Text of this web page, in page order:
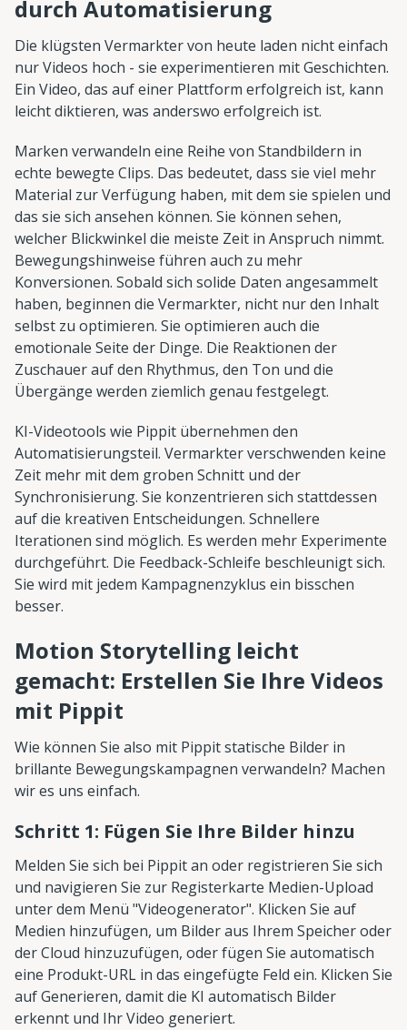
durch Automatisierung
Die klügsten Vermarkter von heute laden nicht einfach
nur Videos hoch - sie experimentieren mit Geschichten.
Ein Video, das auf einer Plattform erfolgreich ist, kann
leicht diktieren, was anderswo erfolgreich ist.
Marken verwandeln eine Reihe von Standbildern in
echte bewegte Clips. Das bedeutet, dass sie viel mehr
Material zur Verfügung haben, mit dem sie spielen und
das sie sich ansehen können. Sie können sehen,
welcher Blickwinkel die meiste Zeit in Anspruch nimmt.
Bewegungshinweise führen auch zu mehr
Konversionen. Sobald sich solide Daten angesammelt
haben, beginnen die Vermarkter, nicht nur den Inhalt
selbst zu optimieren. Sie optimieren auch die
emotionale Seite der Dinge. Die Reaktionen der
Zuschauer auf den Rhythmus, den Ton und die
Übergänge werden ziemlich genau festgelegt.
KI-Videotools wie Pippit übernehmen den
Automatisierungsteil. Vermarkter verschwenden keine
Zeit mehr mit dem groben Schnitt und der
Synchronisierung. Sie konzentrieren sich stattdessen
auf die kreativen Entscheidungen. Schnellere
Iterationen sind möglich. Es werden mehr Experimente
durchgeführt. Die Feedback-Schleife beschleunigt sich.
Sie wird mit jedem Kampagnenzyklus ein bisschen
besser.
Motion Storytelling leicht
gemacht: Erstellen Sie Ihre Videos
mit Pippit
Wie können Sie also mit Pippit statische Bilder in
brillante Bewegungskampagnen verwandeln? Machen
wir es uns einfach.
Schritt 1: Fügen Sie Ihre Bilder hinzu
Melden Sie sich bei Pippit an oder registrieren Sie sich
und navigieren Sie zur Registerkarte Medien-Upload
unter dem Menü "Videogenerator". Klicken Sie auf
Medien hinzufügen, um Bilder aus Ihrem Speicher oder
der Cloud hinzuzufügen, oder fügen Sie automatisch
eine Produkt-URL in das eingefügte Feld ein. Klicken Sie
auf Generieren, damit die KI automatisch Bilder
erkennt und Ihr Video generiert.